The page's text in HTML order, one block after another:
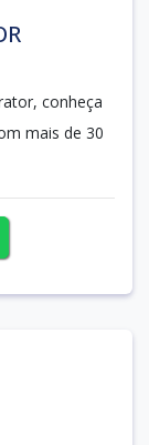
conheça
mais de 30